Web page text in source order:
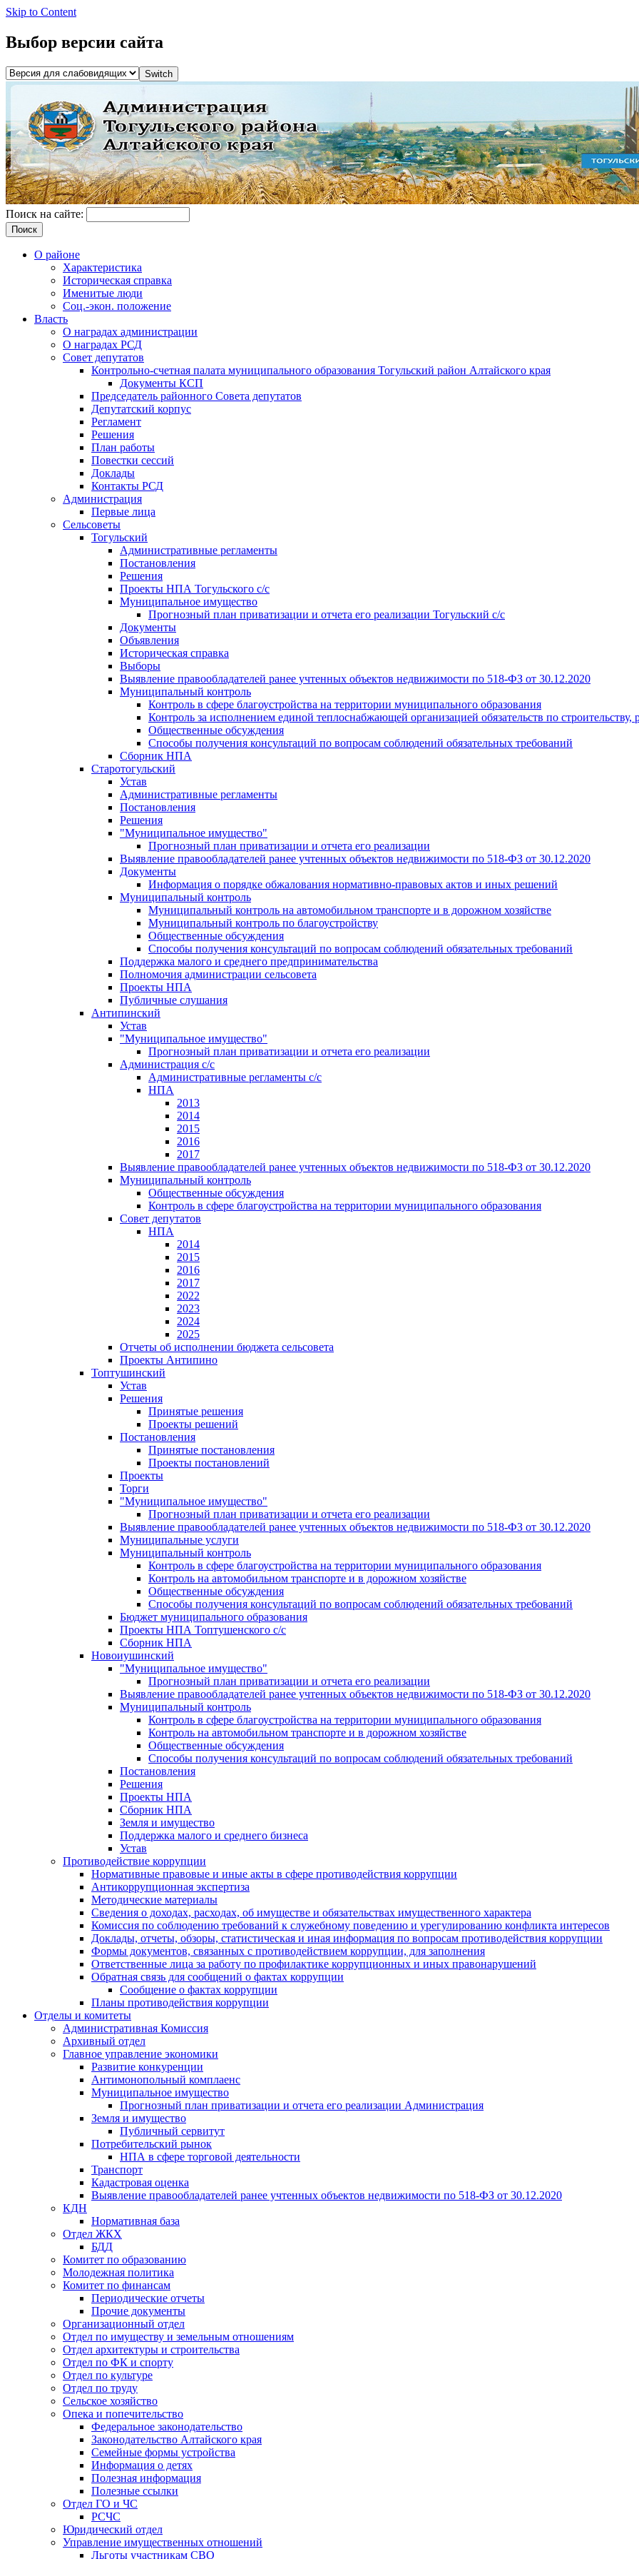
Skip to Content
Выбор версии сайта
Поиск на сайте:
О районе
Характеристика
Историческая справка
Именитые люди
Соц.-экон. положение
Власть
О наградах администрации
О наградах РСД
Совет депутатов
Контрольно-счетная палата муниципального образования Тогульский район Алтайского края
Документы КСП
Председатель районного Совета депутатов
Депутатский корпус
Регламент
Решения
План работы
Повестки сессий
Доклады
Контакты РСД
Администрация
Первые лица
Сельсоветы
Тогульский
Административные регламенты
Постановления
Решения
Проекты НПА Тогульского с/с
Муниципальное имущество
Прогнозный план приватизации и отчета его реализации Тогульский с/с
Документы
Объявления
Историческая справка
Выборы
Выявление правообладателей ранее учтенных объектов недвижимости по 518-ФЗ от 30.12.2020
Муниципальный контроль
Контроль в сфере благоустройства на территории муниципального образования
Контроль за исполнением единой теплоснабжающей организацией обязательств по
Общественные обсуждения
Способы получения консультаций по вопросам соблюдений обязательных требований
Сборник НПА
Старотогульский
Устав
Административные регламенты
Постановления
Решения
"Муниципальное имущество"
Прогнозный план приватизации и отчета его реализации
Выявление правообладателей ранее учтенных объектов недвижимости по 518-ФЗ от 30.12.2020
Документы
Информация о порядке обжалования нормативно-правовых актов и иных решений
Муниципальный контроль
Муниципальный контроль на автомобильном транспорте и в дорожном хозяйстве
Муниципальный контроль по благоустройству
Общественные обсуждения
Способы получения консультаций по вопросам соблюдений обязательных требований
Поддержка малого и среднего предпринимательства
Полномочия администрации сельсовета
Проекты НПА
Публичные слушания
Антипинский
Устав
"Муниципальное имущество"
Прогнозный план приватизации и отчета его реализации
Администрация с/с
Административные регламенты с/с
НПА
2013
2014
2015
2016
2017
Выявление правообладателей ранее учтенных объектов недвижимости по 518-ФЗ от 30.12.2020
Муниципальный контроль
Общественные обсуждения
Контроль в сфере благоустройства на территории муниципального образования
Совет депутатов
НПА
2014
2015
2016
2017
2022
2023
2024
2025
Отчеты об исполнении бюджета сельсовета
Проекты Антипино
Топтушинский
Устав
Решения
Принятые решения
Проекты решений
Постановления
Принятые постановления
Проекты постановлений
Проекты
Торги
"Муниципальное имущество"
Прогнозный план приватизации и отчета его реализации
Выявление правообладателей ранее учтенных объектов недвижимости по 518-ФЗ от 30.12.2020
Муниципальные услуги
Муниципальный контроль
Контроль в сфере благоустройства на территории муниципального образования
Контроль на автомобильном транспорте и в дорожном хозяйстве
Общественные обсуждения
Способы получения консультаций по вопросам соблюдений обязательных требований
Бюджет муниципального образования
Проекты НПА Топтушенского с/с
Сборник НПА
Новоиушинский
"Муниципальное имущество"
Прогнозный план приватизации и отчета его реализации
Выявление правообладателей ранее учтенных объектов недвижимости по 518-ФЗ от 30.12.2020
Муниципальный контроль
Контроль в сфере благоустройства на территории муниципального образования
Контроль на автомобильном транспорте и в дорожном хозяйстве
Общественные обсуждения
Способы получения консультаций по вопросам соблюдений обязательных требований
Постановления
Решения
Проекты НПА
Сборник НПА
Земля и имущество
Поддержка малого и среднего бизнеса
Устав
Противодействие коррупции
Нормативные правовые и иные акты в сфере противодействия коррупции
Антикоррупционная экспертиза
Методические материалы
Сведения о доходах, расходах, об имуществе и обязательствах имущественного характера
Комиссия по соблюдению требований к служебному поведению и урегулированию конфликта интересов
Доклады, отчеты, обзоры, статистическая и иная информация по вопросам противодействия коррупции
Формы документов, связанных с противодействием коррупции, для заполнения
Ответственные лица за работу по профилактике коррупционных и иных правонарушений
Обратная связь для сообщений о фактах коррупции
Сообщение о фактах коррупции
Планы противодействия коррупции
Отделы и комитеты
Административная Комиссия
Архивный отдел
Главное управление экономики
Развитие конкуренции
Антимонопольный комплаенс
Муниципальное имущество
Прогнозный план приватизации и отчета его реализации Администрация
Земля и имущество
Публичный сервитут
Потребительский рынок
НПА в сфере торговой деятельности
Транспорт
Кадастровая оценка
Выявление правообладателей ранее учтенных объектов недвижимости по 518-ФЗ от 30.12.2020
КДН
Нормативная база
Отдел ЖКХ
БДД
Комитет по образованию
Молодежная политика
Комитет по финансам
Периодические отчеты
Прочие документы
Организационный отдел
Отдел по имуществу и земельным отношениям
Отдел архитектуры и строительства
Отдел по ФК и спорту
Отдел по культуре
Отдел по труду
Сельское хозяйство
Опека и попечительство
Федеральное законодательство
Законодательство Алтайского края
Семейные формы устройства
Информация о детях
Полезная информация
Полезные ссылки
Отдел ГО и ЧС
РСЧС
Юридический отдел
Управление имущественных отношений
Льготы участникам СВО